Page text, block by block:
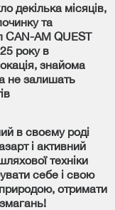
декілька місяців,
та
CAN-AM QUEST
року в
знайома
не залишать
в своєму роді
і активний
техніки
себе і свою
отримати
змагань!